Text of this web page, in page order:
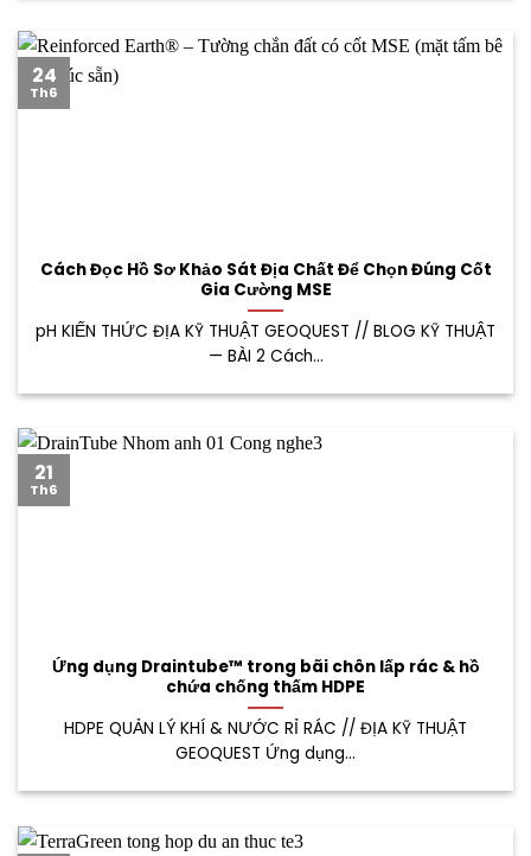
Cách Đọc Hồ Sơ Khảo Sát Địa Chất Để Chọn Đúng Cốt
Gia Cường MSE
pH KIẾN THỨC ĐỊA KỸ THUẬT GEOQUEST // BLOG KỸ THUẬT
— BÀI 2 Cách...
24
Th6
Ứng dụng Draintube™ trong bãi chôn lấp rác & hồ
chứa chống thấm HDPE
HDPE QUẢN LÝ KHÍ & NƯỚC RỈ RÁC // ĐỊA KỸ THUẬT
GEOQUEST Ứng dụng...
21
Th6